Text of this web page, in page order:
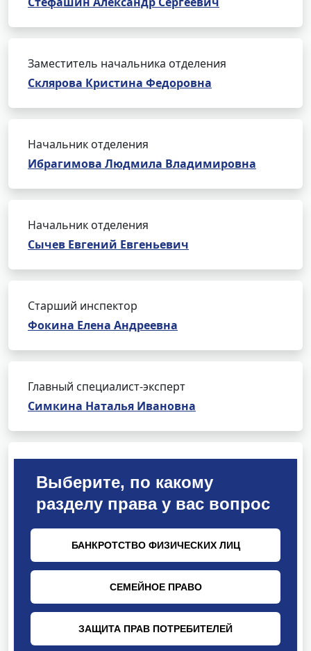
Заместитель начальника отделения
Склярова Кристина Федоровна
Начальник отделения
Ибрагимова Людмила Владимировна
Начальник отделения
Сычев Евгений Евгеньевич
Старший инспектор
Фокина Елена Андреевна
Главный специалист-эксперт
Симкина Наталья Ивановна